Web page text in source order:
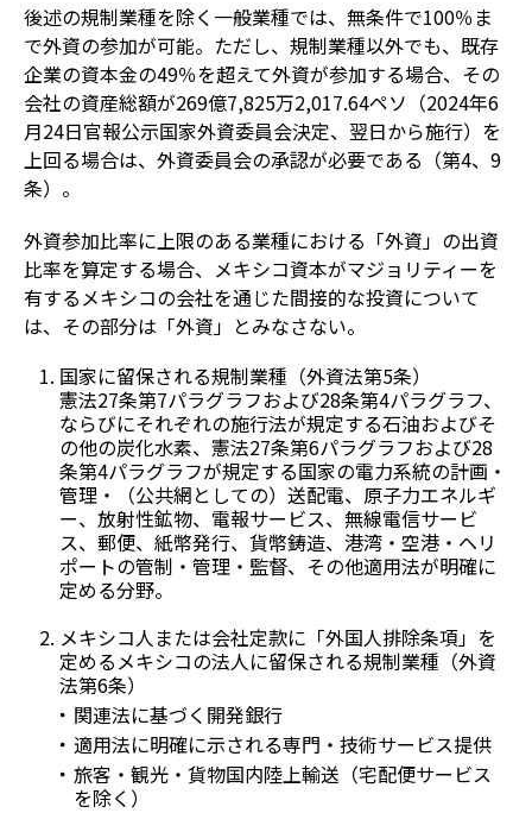
後述の規制業種を除く一般業種では、無条件で100％ま
で外資の参加が可能。ただし、規制業種以外でも、既存
企業の資本金の49％を超えて外資が参加する場合、その
会社の資産総額が269億7,825万2,017.64ペソ（2024年6
月24日官報公示国家外資委員会決定、翌日から施行）を
上回る場合は、外資委員会の承認が必要である（第4、9
条）。
外資参加比率に上限のある業種における「外資」の出資
比率を算定する場合、メキシコ資本がマジョリティーを
有するメキシコの会社を通じた間接的な投資について
は、その部分は「外資」とみなさない。
国家に留保される規制業種（外資法第5条）
憲法27条第7パラグラフおよび28条第4パラグラフ、
ならびにそれぞれの施行法が規定する石油およびそ
の他の炭化水素、憲法27条第6パラグラフおよび28
条第4パラグラフが規定する国家の電力系統の計画・
管理・（公共網としての）送配電、原子力エネルギ
ー、放射性鉱物、電報サービス、無線電信サービ
ス、郵便、紙幣発行、貨幣鋳造、港湾・空港・ヘリ
ポートの管制・管理・監督、その他適用法が明確に
定める分野。
メキシコ人または会社定款に「外国人排除条項」を
定めるメキシコの法人に留保される規制業種（外資
法第6条）
関連法に基づく開発銀行
適用法に明確に示される専門・技術サービス提供
旅客・観光・貨物国内陸上輸送（宅配便サービス
を除く）